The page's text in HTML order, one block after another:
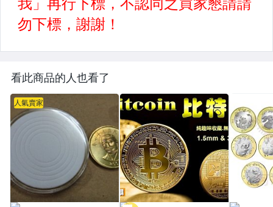
看此商品的人也看了
人氣賣家